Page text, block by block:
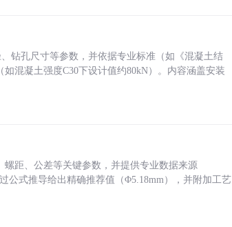
钻孔尺寸等参数，并依据专业标准（如《混凝土结
混凝土强度C30下设计值约80kN）。内容涵盖安装
距、公差等关键参数，并提供专业数据来源
公式推导给出精确推荐值（Φ5.18mm），并附加工艺